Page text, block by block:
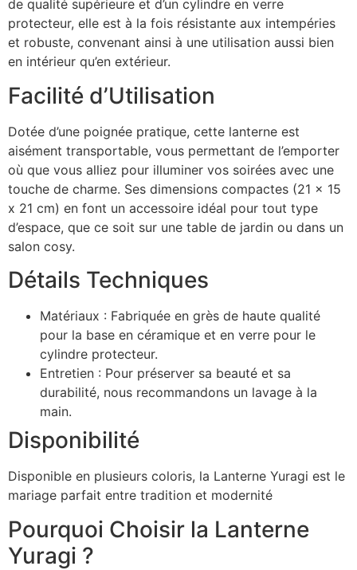
de qualité supérieure et d’un cylindre en verre
protecteur, elle est à la fois résistante aux intempéries
et robuste, convenant ainsi à une utilisation aussi bien
en intérieur qu’en extérieur.
Facilité d’Utilisation
Dotée d’une poignée pratique, cette lanterne est
aisément transportable, vous permettant de l’emporter
où que vous alliez pour illuminer vos soirées avec une
touche de charme. Ses dimensions compactes (21 x 15
x 21 cm) en font un accessoire idéal pour tout type
d’espace, que ce soit sur une table de jardin ou dans un
salon cosy.
Détails Techniques
Matériaux : Fabriquée en grès de haute qualité
pour la base en céramique et en verre pour le
cylindre protecteur.
Entretien : Pour préserver sa beauté et sa
durabilité, nous recommandons un lavage à la
main.
Disponibilité
Disponible en plusieurs coloris, la Lanterne Yuragi est le
mariage parfait entre tradition et modernité
Pourquoi Choisir la Lanterne
Yuragi ?